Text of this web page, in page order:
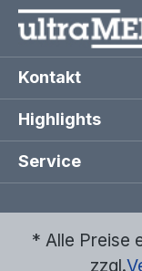
Kontakt
Highlights
Service
* Alle Preise
zzgl.